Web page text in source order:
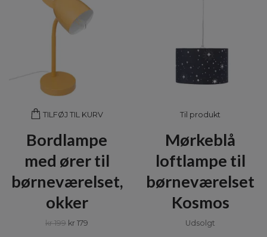
TILFØJ TIL KURV
Bordlampe
med ører til
børneværelset,
okker
kr 199 kr 179
Til produkt
Mørkeblå
loftlampe til
børneværelset
Kosmos
Udsolgt